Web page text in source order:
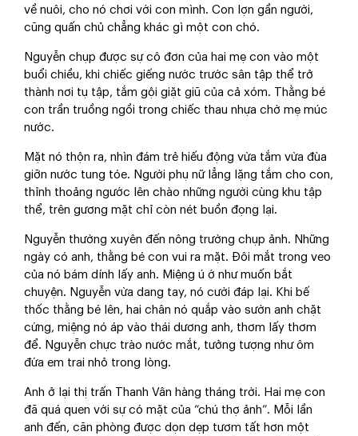
về nuôi, cho nó chơi với con mình. Con lợn gần người,
cũng quấn chủ chẳng khác gì một con chó.
Nguyễn chụp được sự cô đơn của hai mẹ con vào một
buổi chiều, khi chiếc giếng nước trước sân tập thể trở
thành nơi tụ tập, tắm gội giặt giũ của cả xóm. Thằng bé
con trần truồng ngồi trong chiếc thau nhựa chờ mẹ múc
nước.
Mặt nó thộn ra, nhìn đám trẻ hiếu động vừa tắm vừa đùa
giỡn nước tung tóe. Người phụ nữ lẳng lặng tắm cho con,
thỉnh thoảng ngước lên chào những người cùng khu tập
thể, trên gương mặt chỉ còn nét buồn đọng lại.
Nguyễn thường xuyên đến nông trường chụp ảnh. Những
ngày có anh, thằng bé con vui ra mặt. Đôi mắt trong veo
của nó bám dính lấy anh. Miệng ú ớ như muốn bắt
chuyện. Nguyễn vừa dang tay, nó cười đáp lại. Khi bế
thốc thằng bé lên, hai chân nó quắp vào sườn anh chặt
cứng, miệng nó áp vào thái dương anh, thơm lấy thơm
để. Nguyễn chực trào nước mắt, tưởng tượng như ôm
đứa em trai nhỏ trong lòng.
Anh ở lại thị trấn Thanh Vân hàng tháng trời. Hai mẹ con
đã quá quen với sự có mặt của “chú thợ ảnh”. Mỗi lần
anh đến, căn phòng được dọn dẹp tươm tất hơn một